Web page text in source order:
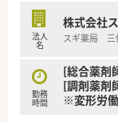
法人
名
株式会社
スギ薬局 三
勤務
時間
[総合薬剤
[調剤薬
※変形労